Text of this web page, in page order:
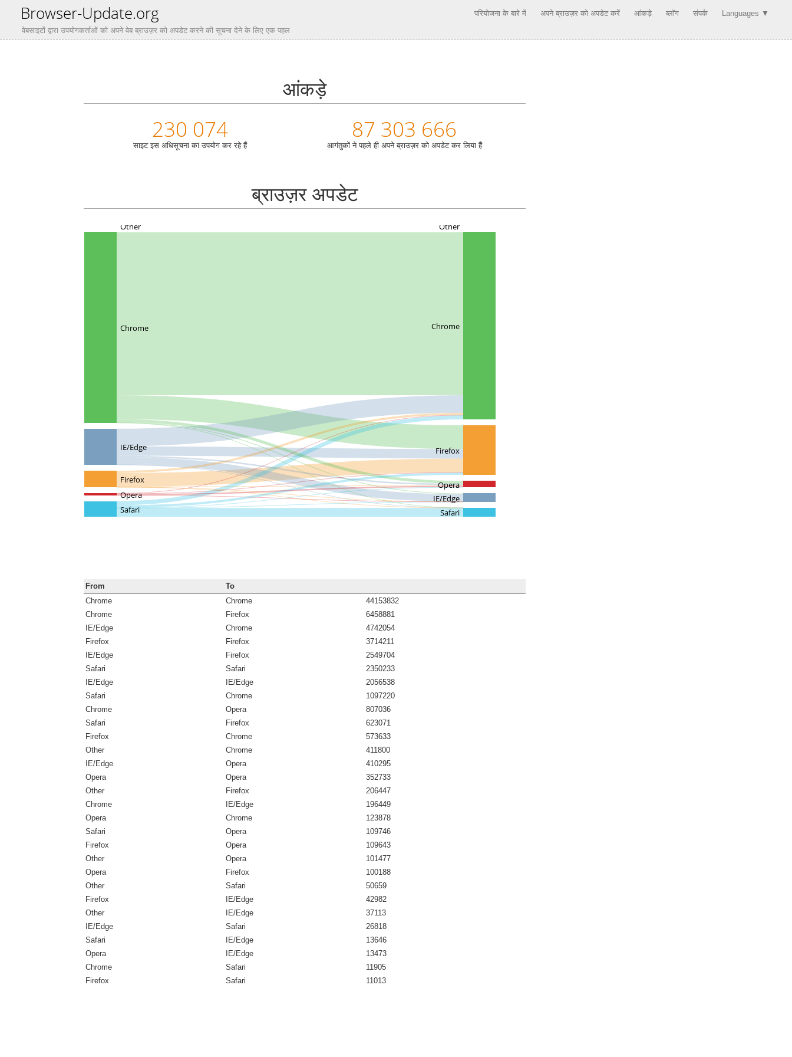
Browser-Update.org
वेबसाइटों द्वारा उपयोगकर्ताओं को अपने वेब ब्राउज़र को अपडेट करने की सूचना देने के लिए एक पहल
परियोजना के बारे में अपने ब्राउज़र को अपडेट करें आंकड़े ब्लॉग संपर्क Languages ▼
आंकड़े
230 074
साइट इस अधिसूचना का उपयोग कर रहे हैं
87 303 666
आगंतुकों ने पहले ही अपने ब्राउज़र को अपडेट कर लिया हैं
ब्राउज़र अपडेट
Other
IE/Edge
Firefox
Opera
Safari
Chrome
Other
IE/Edge
Firefox
Opera
Safari
Chrome
From
To
Chrome
Chrome
44153832
Chrome
Firefox
6458881
IE/Edge
Chrome
4742054
Firefox
Firefox
3714211
IE/Edge
Firefox
2549704
Safari
Safari
2350233
IE/Edge
IE/Edge
2056538
Safari
Chrome
1097220
Chrome
Opera
807036
Safari
Firefox
623071
Firefox
Chrome
573633
Other
Chrome
411800
IE/Edge
Opera
410295
Opera
Opera
352733
Other
Firefox
206447
Chrome
IE/Edge
196449
Opera
Chrome
123878
Safari
Opera
109746
Firefox
Opera
109643
Other
Opera
101477
Opera
Firefox
100188
Other
Safari
50659
Firefox
IE/Edge
42982
Other
IE/Edge
37113
IE/Edge
Safari
26818
Safari
IE/Edge
13646
Opera
IE/Edge
13473
Chrome
Safari
11905
Firefox
Safari 11013